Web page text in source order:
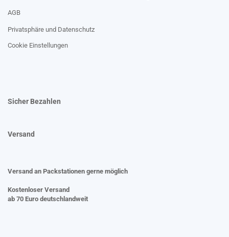
AGB
Privatsphäre und Datenschutz
Cookie Einstellungen
Sicher Bezahlen
Versand
Versand an Packstationen gerne möglich
Kostenloser Versand
ab 70 Euro deutschlandweit